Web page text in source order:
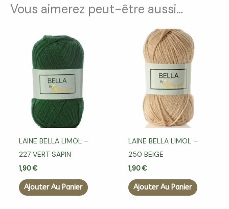
Vous aimerez peut-être aussi…
LAINE BELLA LIMOL –
227 VERT SAPIN
1,90€
Ajouter Au Panier
LAINE BELLA LIMOL –
250 BEIGE
1,90€
Ajouter Au Panier